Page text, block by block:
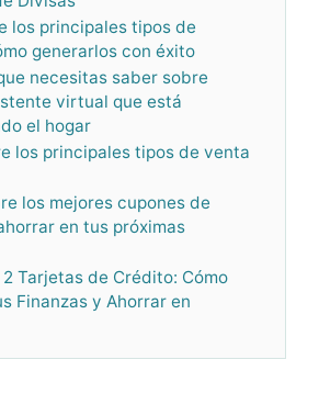
los principales tipos de
generarlos con éxito
necesitas saber sobre
virtual que está
el hogar
los principales tipos de venta
los mejores cupones de
en tus próximas
Tarjetas de Crédito: Cómo
Finanzas y Ahorrar en